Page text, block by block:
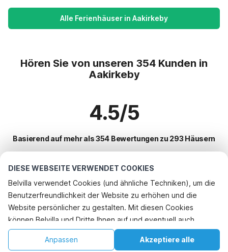
DIESE WEBSEITE VERWENDET COOKIES
Belvilla verwendet Cookies (und ähnliche Techniken), um die
Benutzerfreundlichkeit der Website zu erhöhen und die
Website persönlicher zu gestalten. Mit diesen Cookies
können Belvilla und Dritte Ihnen auf und eventuell auch
außerhalb unserer Website folgen, um Werbung Ihren
Interessen anzupassen und das Teilen von Informationen über
Akzeptiere alle
Anpassen
Alle Ferienhäuser in Aakirkeby
Hören Sie von unseren 354 Kunden in
Aakirkeby
4.5/5
Basierend auf mehr als 354 Bewertungen zu 293 Häusern
Beliebteste Reiseziele für Urlaub
Top-Städte mit Top-Annehmlichkeiten für den Urlaub
Ferienhaus am Meer allinge
Ferienhaus am Meer hasle-sogn
Ferienhaus am Meer hasle
Beliebte Ausstattungen für Urlaub in Aakirkeby
Ferienhaus am Meer
Beliebte Städte für den Urlaub in Bornholm
Startseite Wunschliste Buchungen Konto